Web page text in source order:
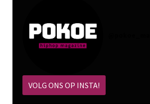
VOLG ONS OP INSTA!